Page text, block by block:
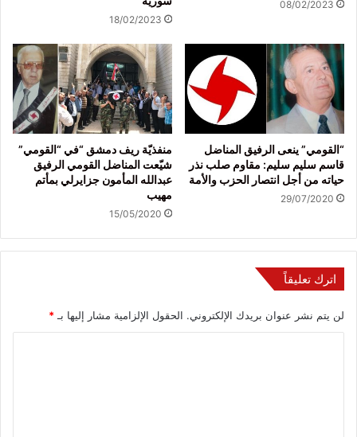
08/02/2023
18/02/2023
“القومي” ينعى الرفيق المناضل
قاسم سليم سليم: مقاوم صلب نذر
حياته من أجل انتصار الحزب والأمة
29/07/2020
منفذيّة ريف دمشق “في “القومي”
شيّعت المناضل القومي الرفيق
عبدالله المأمون جزايرلي بمأتم
مهيب
15/05/2020
اترك تعليقاً
لن يتم نشر عنوان بريدك الإلكتروني. الحقول الإلزامية مشار إليها بـ *